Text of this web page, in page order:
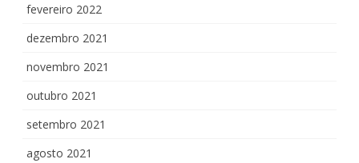
fevereiro 2022
dezembro 2021
novembro 2021
outubro 2021
setembro 2021
agosto 2021